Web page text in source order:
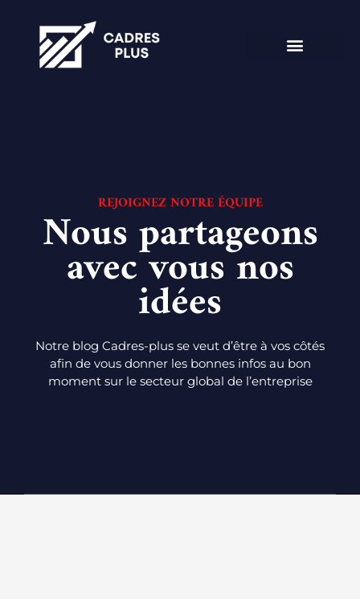
REJOIGNEZ NOTRE ÉQUIPE
Nous partageons
avec vous nos
idées
Notre blog Cadres-plus se veut d’être à vos côtés
afin de vous donner les bonnes infos au bon
moment sur le secteur global de l’entreprise